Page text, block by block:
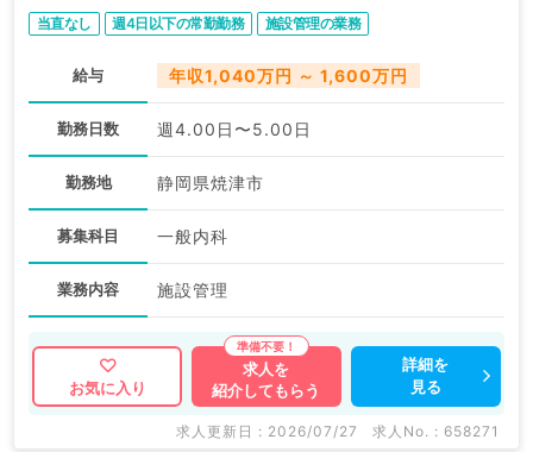
当直なし 週4日以下の常勤勤務 施設管理の業務
給与 年収1,040万円 ～ 1,600万円
勤務日数 週4.00日〜5.00日
勤務地 静岡県焼津市
募集科目 一般内科
業務内容 施設管理
お気に入り
求人を
紹介してもらう
詳細を
見る
求人更新日 : 2026/07/27 求人No. : 658271